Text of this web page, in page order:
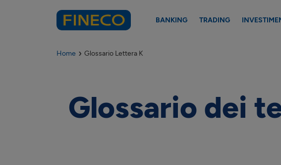
BANKING TRADING
Home Glossario Lettera K
Glossario dei